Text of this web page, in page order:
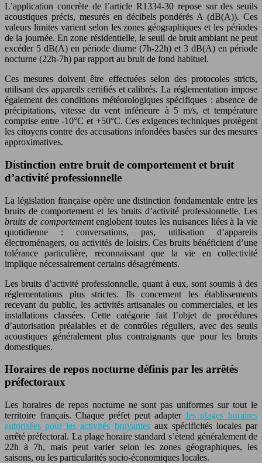
L’application concrète de l’article R1334-30 repose sur des seuils
acoustiques précis, mesurés en décibels pondérés A (dB(A)). Ces
valeurs limites varient selon les zones géographiques et les périodes
de la journée. En zone résidentielle, le seuil de bruit ambiant ne peut
excéder 5 dB(A) en période diurne (7h-22h) et 3 dB(A) en période
nocturne (22h-7h) par rapport au bruit de fond habituel.
Ces mesures doivent être effectuées selon des protocoles stricts,
utilisant des appareils certifiés et calibrés. La réglementation impose
également des conditions météorologiques spécifiques : absence de
précipitations, vitesse du vent inférieure à 5 m/s, et température
comprise entre -10°C et +50°C. Ces exigences techniques protègent
les citoyens contre des accusations infondées basées sur des mesures
approximatives.
Distinction entre bruit de comportement et bruit
d’activité professionnelle
La législation française opère une distinction fondamentale entre les
bruits de comportement et les bruits d’activité professionnelle. Les
bruits de comportementenglobent toutes les nuisances liées à la vie
quotidienne : conversations, pas, utilisation d’appareils
électroménagers, ou activités de loisirs. Ces bruits bénéficient d’une
tolérance particulière, reconnaissant que la vie en collectivité
implique nécessairement certains désagréments.
Les bruits d’activité professionnelle, quant à eux, sont soumis à des
réglementations plus strictes. Ils concernent les établissements
recevant du public, les activités artisanales ou commerciales, et les
installations classées. Cette catégorie fait l’objet de procédures
d’autorisation préalables et de contrôles réguliers, avec des seuils
acoustiques généralement plus contraignants que pour les bruits
domestiques.
Horaires de repos nocturne définis par les arrêtés
préfectoraux
Les horaires de repos nocturne ne sont pas uniformes sur tout le
territoire français. Chaque préfet peut adapter les plages horaires
autorisées pour les activités bruyantesaux spécificités locales par
arrêté préfectoral. La plage horaire standard s’étend généralement de
22h à 7h, mais peut varier selon les zones géographiques, les
saisons, ou les particularités socio-économiques locales.